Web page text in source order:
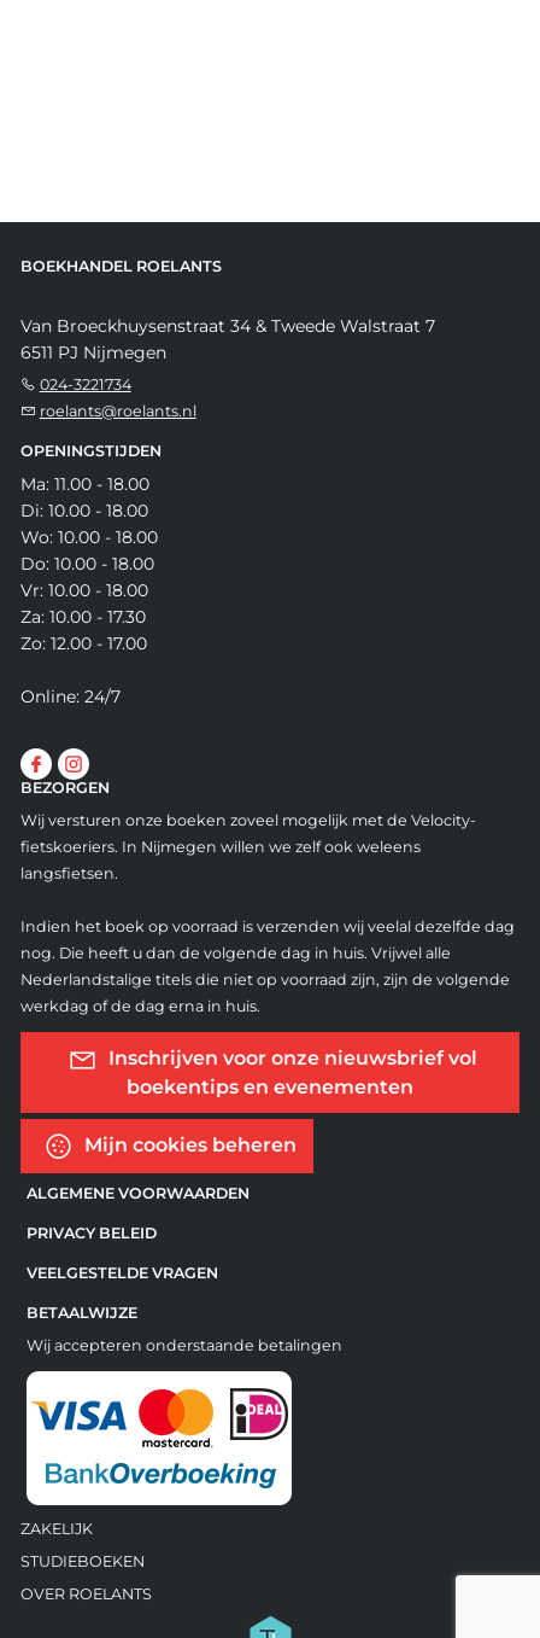
BOEKHANDEL ROELANTS
Van Broeckhuysenstraat 34 & Tweede Walstraat 7
6511 PJ Nijmegen
024-3221734
roelants@roelants.nl
OPENINGSTIJDEN
Ma: 11.00 - 18.00
Di: 10.00 - 18.00
Wo: 10.00 - 18.00
Do: 10.00 - 18.00
Vr: 10.00 - 18.00
Za: 10.00 - 17.30
Zo: 12.00 - 17.00
Online: 24/7
BEZORGEN
Wij versturen onze boeken zoveel mogelijk met de Velocity-
fietskoeriers. In Nijmegen willen we zelf ook weleens
langsfietsen.
Indien het boek op voorraad is verzenden wij veelal dezelfde dag
nog. Die heeft u dan de volgende dag in huis. Vrijwel alle
Nederlandstalige titels die niet op voorraad zijn, zijn de volgende
werkdag of de dag erna in huis.
Inschrijven voor onze nieuwsbrief vol
boekentips en evenementen
Mijn cookies beheren
ALGEMENE VOORWAARDEN
PRIVACY BELEID
VEELGESTELDE VRAGEN
BETAALWIJZE
Wij accepteren onderstaande betalingen
ZAKELIJK
STUDIEBOEKEN
OVER ROELANTS